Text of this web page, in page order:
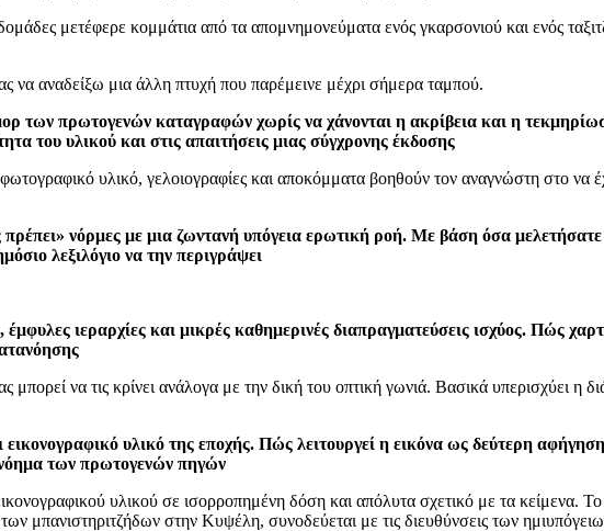
μετέφερε κομμάτια από τα απομνημονεύματα ενός γκαρσονιού και ενός
να αναδείξω μια άλλη πτυχή που παρέμεινε μέχρι σήμερα ταμπού.
των πρωτογενών καταγραφών χωρίς να χάνονται η ακρίβεια και η
του υλικού και στις απαιτήσεις μιας σύγχρονης έκδοσης
υλικό, γελοιογραφίες και αποκόμματα βοηθούν τον αναγνώστη στο να
νόρμες με μια ζωντανή υπόγεια ερωτική ροή. Με βάση όσα μελετήσατε
λεξιλόγιο να την περιγράψει
ιεραρχίες και μικρές καθημερινές διαπραγματεύσεις ισχύος. Πώς
να τις κρίνει ανάλογα με την δική του οπτική γωνιά. Βασικά υπερισχύει η
υλικό της εποχής. Πώς λειτουργεί η εικόνα ως δεύτερη
νόημα των πρωτογενών πηγών
υλικού σε ισορροπημένη δόση και απόλυτα σχετικό με τα κείμενα. Το
μπανιστηριτζήδων στην Κυψέλη, συνοδεύεται με τις διευθύνσεις των